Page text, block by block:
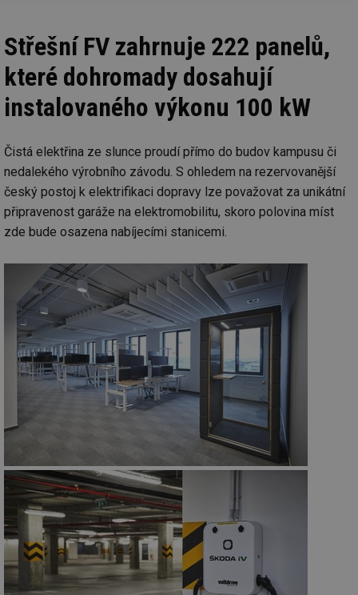
Střešní FV zahrnuje 222 panelů,
které dohromady dosahují
instalovaného výkonu 100 kW
Čistá elektřina ze slunce proudí přímo do budov kampusu či
nedalekého výrobního závodu. S ohledem na rezervovanější
český postoj k elektrifikaci dopravy lze považovat za unikátní
připravenost garáže na elektromobilitu, skoro polovina míst
zde bude osazena nabíjecími stanicemi.